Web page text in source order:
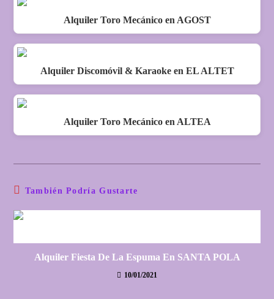
Alquiler Toro Mecánico en AGOST
Alquiler Discomóvil & Karaoke en EL ALTET
Alquiler Toro Mecánico en ALTEA
También Podría Gustarte
Alquiler Fiesta De La Espuma En SANTA POLA
10/01/2021